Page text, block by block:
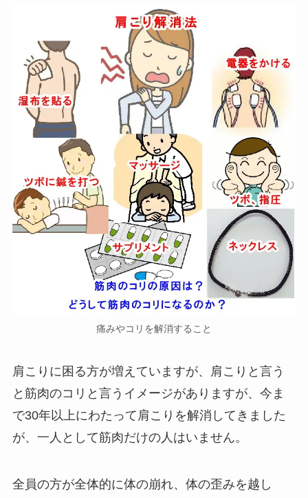
痛みやコリを解消すること
肩こりに困る方が増えていますが、肩こりと言う
と筋肉のコリと言うイメージがありますが、今ま
で30年以上にわたって肩こりを解消してきました
が、一人として筋肉だけの人はいません。
全員の方が全体的に体の崩れ、体の歪みを越し